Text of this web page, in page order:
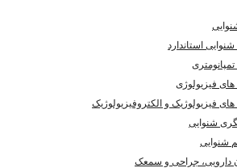
استاندارد
فیزیولوژی
فیزیولوژیک و الکتروفیزیولوژیک
شنوایی
شنوایی
دارویی، جراحی و سمعک